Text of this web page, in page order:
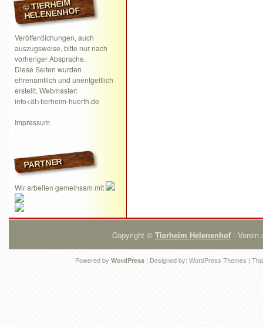
© TIERHEIM
HELENENHOF
Veröffentlichungen, auch
auszugsweise, bitte nur nach
vorheriger Absprache.
Diese Seiten wurden
ehrenamtlich und unentgeltlich
erstellt. Webmaster:
info<ät>tierheim-huerth.de
Impressum
PARTNER
Wir arbeiten gemeinsam mit
Copyright © Tierheim Helenenhof- Verein
Powered by WordPress | Designed by: WordPress Themes |